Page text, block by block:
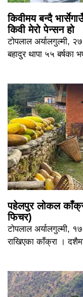
किवीमय बन्दै
किवी मेरो पेन्सन हो
टोपलाल अर्यालगुल्मी,
बहादुर थापा ५५ बर्षका
पहेलपुर लोकल
फिचर)
टोपलाल अर्यालगुल्मी,
राखिएका काँक्रा ।